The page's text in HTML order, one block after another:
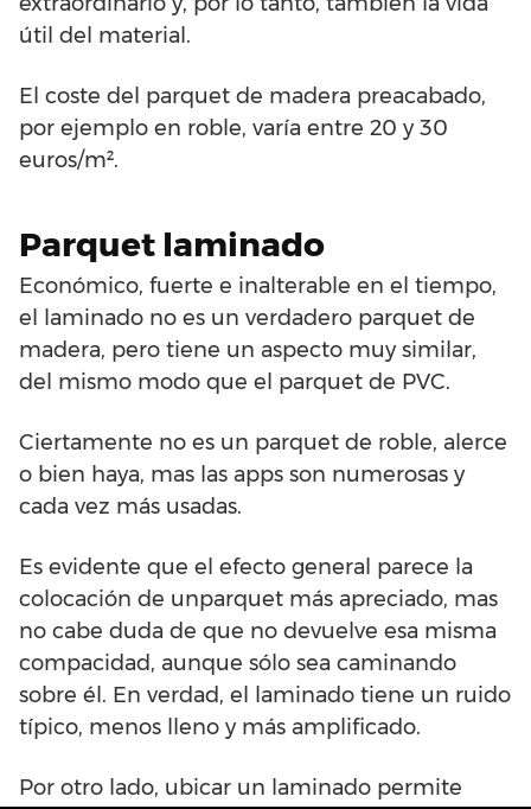
útil del material.
El coste del parquet de madera preacabado,
por ejemplo en roble, varía entre 20 y 30
euros/m².
Parquet laminado
Económico, fuerte e inalterable en el tiempo,
el laminado no es un verdadero parquet de
madera, pero tiene un aspecto muy similar,
del mismo modo que el parquet de PVC.
Ciertamente no es un parquet de roble, alerce
o bien haya, mas las apps son numerosas y
cada vez más usadas.
Es evidente que el efecto general parece la
colocación de unparquet más apreciado, mas
no cabe duda de que no devuelve esa misma
compacidad, aunque sólo sea caminando
sobre él. En verdad, el laminado tiene un ruido
típico, menos lleno y más amplificado.
Por otro lado, ubicar un laminado permite